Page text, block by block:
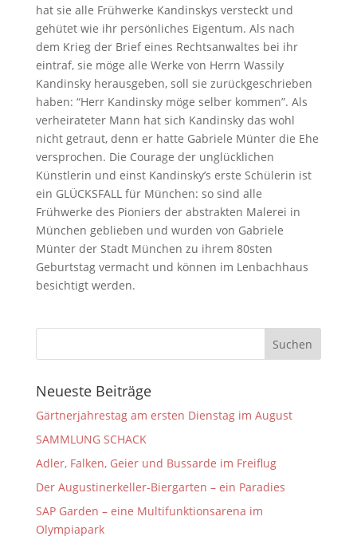
hat sie alle Frühwerke Kandinskys versteckt und
gehütet wie ihr persönliches Eigentum. Als nach
dem Krieg der Brief eines Rechtsanwaltes bei ihr
eintraf, sie möge alle Werke von Herrn Wassily
Kandinsky herausgeben, soll sie zurückgeschrieben
haben: “Herr Kandinsky möge selber kommen”. Als
verheirateter Mann hat sich Kandinsky das wohl
nicht getraut, denn er hatte Gabriele Münter die Ehe
versprochen. Die Courage der unglücklichen
Künstlerin und einst Kandinsky’s erste Schülerin ist
ein GLÜCKSFALL für München: so sind alle
Frühwerke des Pioniers der abstrakten Malerei in
München geblieben und wurden von Gabriele
Münter der Stadt München zu ihrem 80sten
Geburtstag vermacht und können im Lenbachhaus
besichtigt werden.
Neueste Beiträge
Gärtnerjahrestag am ersten Dienstag im August
SAMMLUNG SCHACK
Adler, Falken, Geier und Bussarde im Freiflug
Der Augustinerkeller-Biergarten – ein Paradies
SAP Garden – eine Multifunktionsarena im
Olympiapark